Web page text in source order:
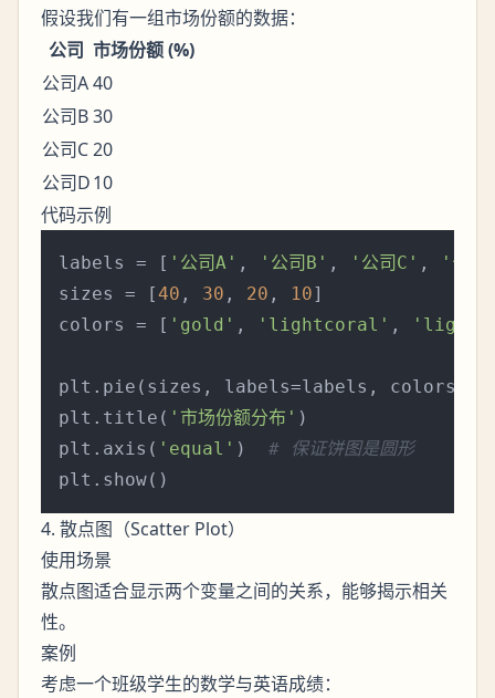
假设我们有一组市场份额的数据：
公司 市场份额 (%)
公司A40
公司B30
公司C20
公司D10
代码示例
labels = [ '公司A' , '公司B' , '公司C' ,
'公司
sizes = [40 , 30 , 20 , 10]
colors = [ 'gold' , 'lightcoral' ,
plt.pie(sizes, labels=labels,
plt.title( '市场份额分布' )
plt.axis( 'equal' ) # 保证饼图是圆形
4. 散点图（Scatter Plot）
使用场景
散点图适合显示两个变量之间的关系，能够揭示相关
性。
案例
考虑一个班级学生的数学与英语成绩：